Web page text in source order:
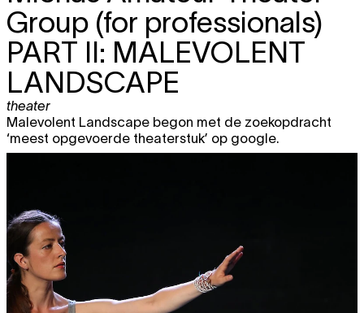
Group (for professionals)
PART II: MALEVOLENT
LANDSCAPE
theater
Malevolent Landscape begon met de zoekopdracht
‘meest opgevoerde theaterstuk’ op google.